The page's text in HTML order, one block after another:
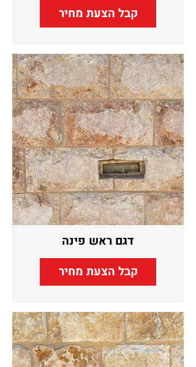
קבל הצעת מחיר
דגם ראש פינה
קבל הצעת מחיר